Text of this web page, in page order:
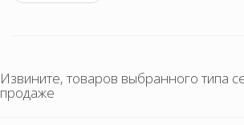
Извините, товаров выбранного типа
продаже